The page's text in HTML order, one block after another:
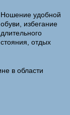
Ношение удобной
обуви, избегание
длительного
стояния, отдых
в области